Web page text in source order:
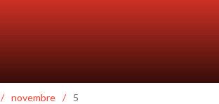
/ novembre / 5